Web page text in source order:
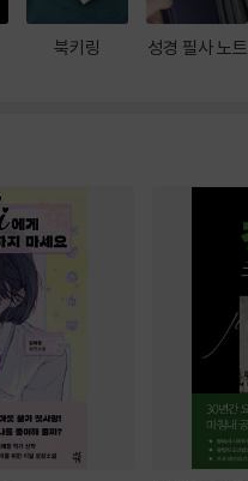
북키링 성경 필사 노트